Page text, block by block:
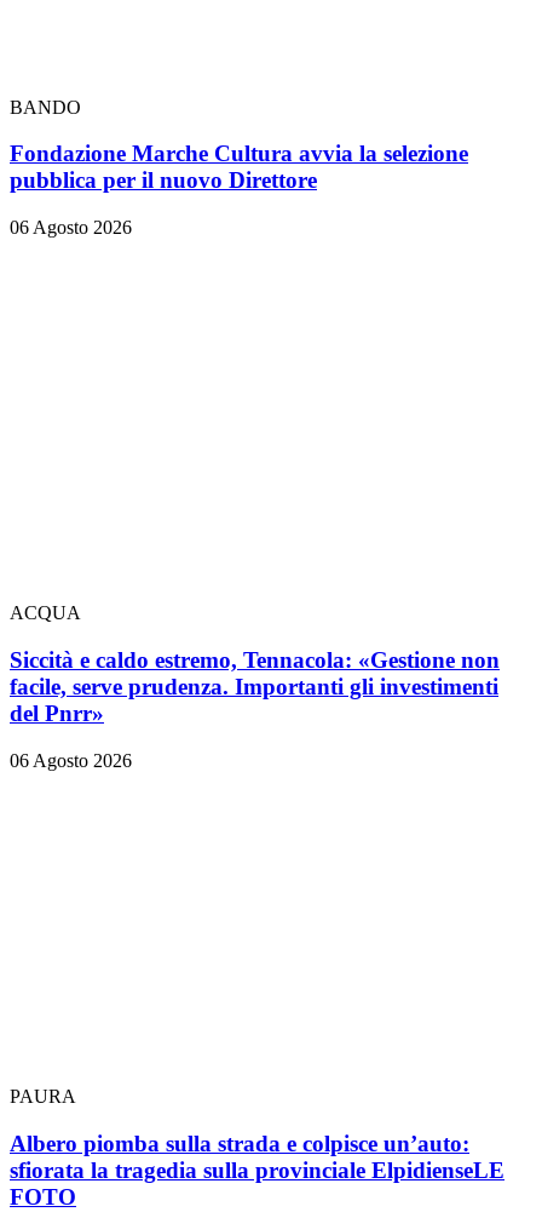
BANDO
Fondazione Marche Cultura avvia la selezione
pubblica per il nuovo Direttore
06 Agosto 2026
ACQUA
Siccità e caldo estremo, Tennacola: «Gestione non
facile, serve prudenza. Importanti gli investimenti
del Pnrr»
06 Agosto 2026
PAURA
Albero piomba sulla strada e colpisce un’auto:
sfiorata la tragedia sulla provinciale ElpidienseLE
FOTO